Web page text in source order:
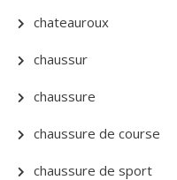
chateauroux
chaussur
chaussure
chaussure de course
chaussure de sport